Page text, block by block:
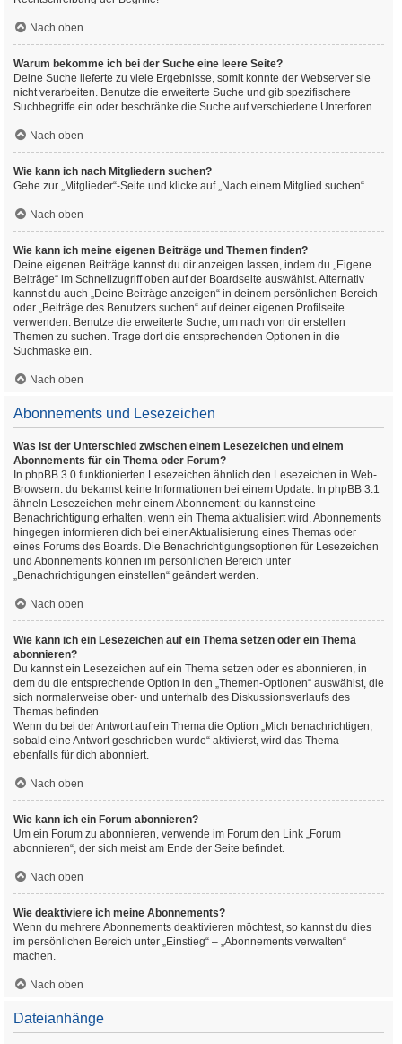
Nach oben
Warum bekomme ich bei der Suche eine leere Seite?
Deine Suche lieferte zu viele Ergebnisse, somit konnte der Webserver sie
nicht verarbeiten. Benutze die erweiterte Suche und gib spezifischere
Suchbegriffe ein oder beschränke die Suche auf verschiedene Unterforen.
Nach oben
Wie kann ich nach Mitgliedern suchen?
Gehe zur „Mitglieder“-Seite und klicke auf „Nach einem Mitglied suchen“.
Nach oben
Wie kann ich meine eigenen Beiträge und Themen finden?
Deine eigenen Beiträge kannst du dir anzeigen lassen, indem du „Eigene
Beiträge“ im Schnellzugriff oben auf der Boardseite auswählst. Alternativ
kannst du auch „Deine Beiträge anzeigen“ in deinem persönlichen Bereich
oder „Beiträge des Benutzers suchen“ auf deiner eigenen Profilseite
verwenden. Benutze die erweiterte Suche, um nach von dir erstellen
Themen zu suchen. Trage dort die entsprechenden Optionen in die
Suchmaske ein.
Nach oben
Abonnements und Lesezeichen
Was ist der Unterschied zwischen einem Lesezeichen und einem
Abonnements für ein Thema oder Forum?
In phpBB 3.0 funktionierten Lesezeichen ähnlich den Lesezeichen in Web-
Browsern: du bekamst keine Informationen bei einem Update. In phpBB 3.1
ähneln Lesezeichen mehr einem Abonnement: du kannst eine
Benachrichtigung erhalten, wenn ein Thema aktualisiert wird. Abonnements
hingegen informieren dich bei einer Aktualisierung eines Themas oder
eines Forums des Boards. Die Benachrichtigungsoptionen für Lesezeichen
und Abonnements können im persönlichen Bereich unter
„Benachrichtigungen einstellen“ geändert werden.
Nach oben
Wie kann ich ein Lesezeichen auf ein Thema setzen oder ein Thema
abonnieren?
Du kannst ein Lesezeichen auf ein Thema setzen oder es abonnieren, in
dem du die entsprechende Option in den „Themen-Optionen“ auswählst, die
sich normalerweise ober- und unterhalb des Diskussionsverlaufs des
Themas befinden.
Wenn du bei der Antwort auf ein Thema die Option „Mich benachrichtigen,
sobald eine Antwort geschrieben wurde“ aktivierst, wird das Thema
ebenfalls für dich abonniert.
Nach oben
Wie kann ich ein Forum abonnieren?
Um ein Forum zu abonnieren, verwende im Forum den Link „Forum
abonnieren“, der sich meist am Ende der Seite befindet.
Nach oben
Wie deaktiviere ich meine Abonnements?
Wenn du mehrere Abonnements deaktivieren möchtest, so kannst du dies
im persönlichen Bereich unter „Einstieg“ – „Abonnements verwalten“
machen.
Nach oben
Dateianhänge